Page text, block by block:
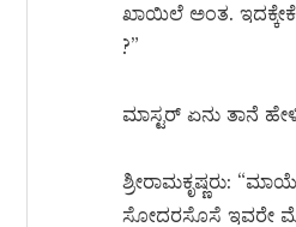
ಖಾಯಿಲೆ ಅಂತ.
?”
ಮಾಸ್ಟರ್ ಏನು ತಾನೆ
ಶ್ರೀರಾಮಕೃಷ್ಣರು:
ಸೋದರಸೊಸೆ ಇವರೇ